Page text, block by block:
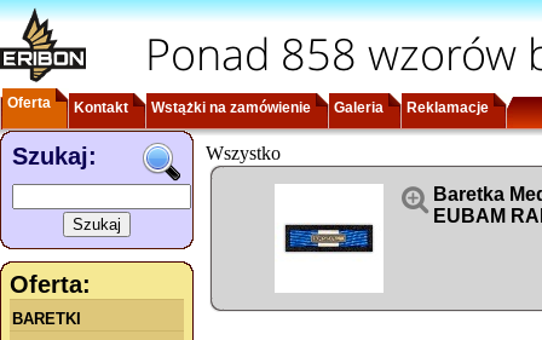
Ponad 858 wzorów
Oferta Kontakt Wstążki na zamówienie Galeria Reklamacje
Szukaj:
Oferta:
BARETKI
Wszystko
 Baretka
EUBAM